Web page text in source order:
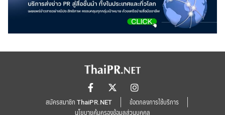
สมัครสมาชิก ThaiPR.NET
ข้อตกลงการใช้บริการ
นโยบายคุ้มครองข้อมูลส่วนบุคคล